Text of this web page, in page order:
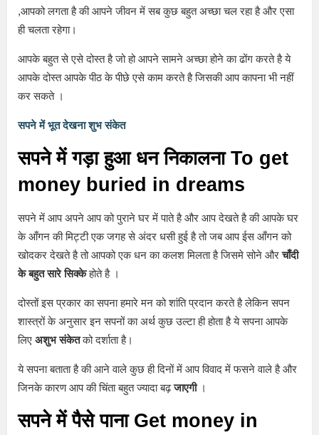
,आपको लगता है की आपने जीवन में सब कुछ बहुत अच्छा चल रहा है और एसा
ही चलता रहेगा।
आपके बहुत से एसे दोस्त है जो हो आपने सामने अच्छा होने का ढोंग करते है ये
आपके दोस्त आपके पीठ के पीछे एसे काम करते है जिसकी आप कापना भी नहीं
कर सकते ।
सपने में भूत देखना शुभ संकेत
सपने में गड़ा हुआ धन निकालना To get
money buried in dreams
सपने में आप अपने आप को पुराने घर में पाते है और आप देखते है की आपके घर
के आँगन की मिट्टी एक जगह से अंदर धसी हुई है तो जब आप ईस आँगन को
खोदकर देखते है तो आपको एक धन का कलश मिलता है जिसमे सोने औरचाँदी
के बहुत सारे सिक्केहोते है ।
दोस्तों इस प्रकार का सपना हमारे मन को शांति प्रदान करते है लेकिन सपन
शास्त्रों के अनुसार इन सपनों का अर्थ कुछ उल्टा ही होता है ये सपना आपके
लिए अशुभ संकेतको दर्शाता है।
ये सपना बताता है की आने वाले कुछ ही दिनों में आप विवाद में फसने वाले है और
जिनके कारण आप की चिंता बहुत ज्यादा बढ़जाएगी।
सपने में पैसे पाना Get money in